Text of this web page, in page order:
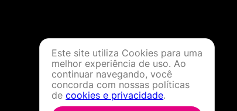
Este site utiliza Cookies para uma
melhor experiência de uso. Ao
continuar navegando, você
concorda com nossas políticas
decookies e privacidade.